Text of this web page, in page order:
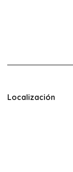
Localización